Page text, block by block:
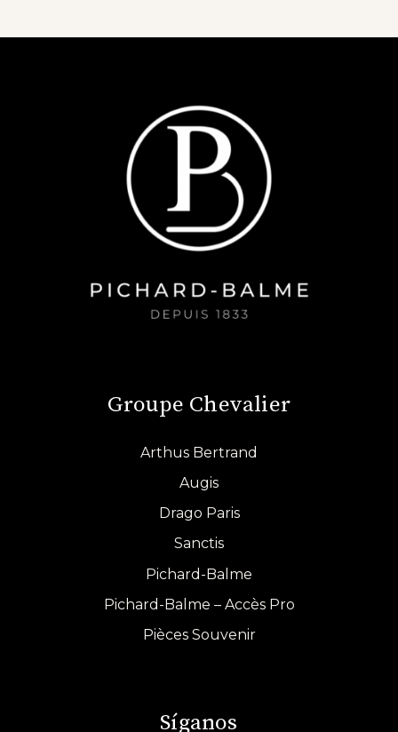
Groupe Chevalier
Arthus Bertrand
Augis
Drago Paris
Sanctis
Pichard-Balme
Pichard-Balme – Accès Pro
Pièces Souvenir
Síganos